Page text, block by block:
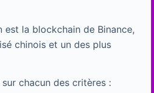
est la blockchain de Binance,
chinois et un des plus
chacun des critères :